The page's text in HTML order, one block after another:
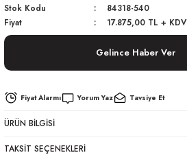
Stok Kodu
84318-540
Fiyat
17.875,00 TL + KDV
Gelince Haber Ver
Fiyat Alarmı Yorum Yaz Tavsiye Et
ÜRÜN BILGISI
TAKSIT SEÇENEKLERI